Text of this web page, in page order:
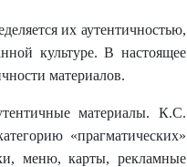
их аутентичностью,
культуре. В настоящее
материалов.
материалы. К.С.
«прагматических»
меню, карты, рекламные